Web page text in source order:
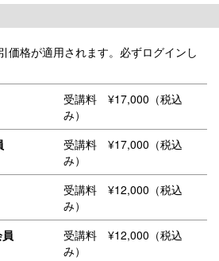
価格が適用されます。必ずログインし
受講料 ¥17,000（税込
み）
受講料 ¥17,000（税込
み）
受講料 ¥12,000（税込
み）
受講料 ¥12,000（税込
み）